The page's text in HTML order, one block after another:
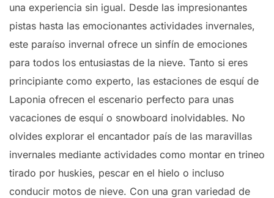
una experiencia sin igual. Desde las impresionantes
pistas hasta las emocionantes actividades invernales,
este paraíso invernal ofrece un sinfín de emociones
para todos los entusiastas de la nieve. Tanto si eres
principiante como experto, las estaciones de esquí de
Laponia ofrecen el escenario perfecto para unas
vacaciones de esquí o snowboard inolvidables. No
olvides explorar el encantador país de las maravillas
invernales mediante actividades como montar en trineo
tirado por huskies, pescar en el hielo o incluso
conducir motos de nieve. Con una gran variedad de